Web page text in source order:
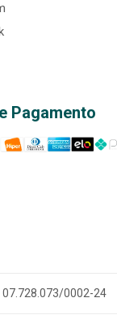
Pagamento
07.728.073/0002-24